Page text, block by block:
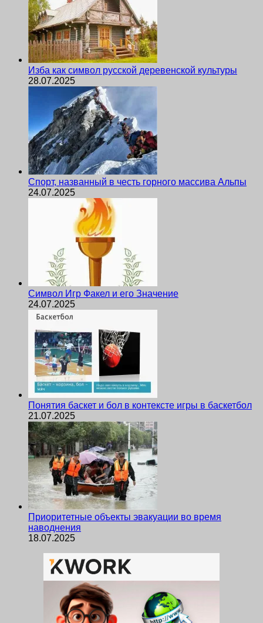
Изба как символ русской деревенской культуры
28.07.2025
Спорт, названный в честь горного массива Альпы
24.07.2025
Символ Игр Факел и его Значение
24.07.2025
Понятия баскет и бол в контексте игры в баскетбол
21.07.2025
Приоритетные объекты эвакуации во время
наводнения
18.07.2025